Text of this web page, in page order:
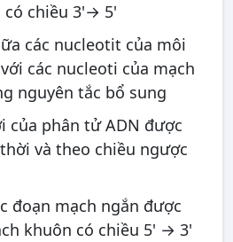
có chiều 3'→ 5'
các nucleotit của môi
các nucleoti của mạch
nguyên tắc bổ sung
của phân tử ADN được
và theo chiều ngược
đoạn mạch ngắn được
khuôn có chiều 5' → 3'